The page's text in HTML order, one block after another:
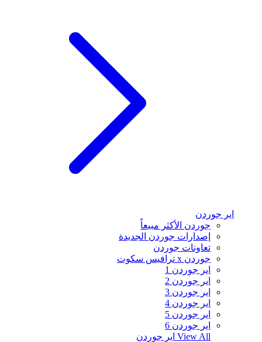
اير جوردن
جوردن الأكثر مبيعاً
إصدارات جوردن الجديدة
تعاونات جوردن
جوردن x ترافيس سكوت
اير جوردن 1
اير جوردن 2
اير جوردن 3
اير جوردن 4
اير جوردن 5
اير جوردن 6
View All اير جوردن